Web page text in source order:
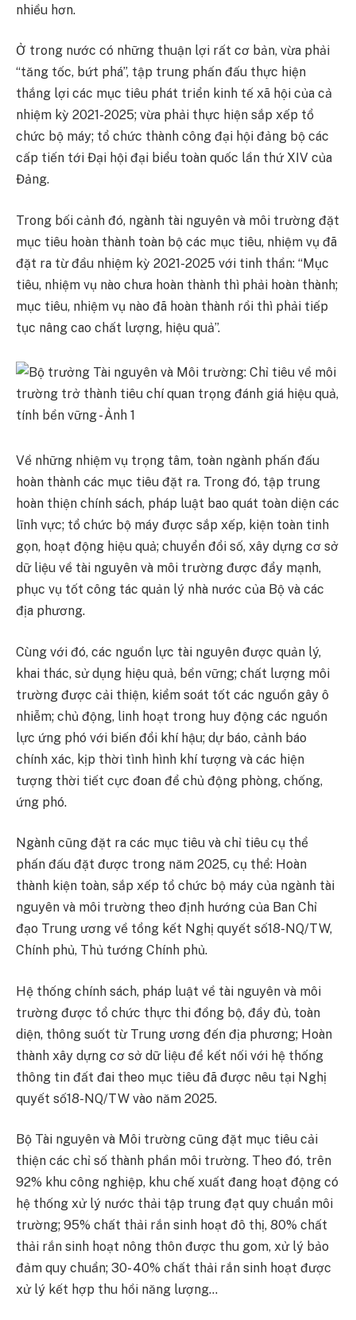
nhiều hơn.
Ở trong nước có những thuận lợi rất cơ bản, vừa phải
“tăng tốc, bứt phá”, tập trung phấn đấu thực hiện
thắng lợi các mục tiêu phát triển kinh tế xã hội của cả
nhiệm kỳ 2021-2025; vừa phải thực hiện sắp xếp tổ
chức bộ máy; tổ chức thành công đại hội đảng bộ các
cấp tiến tới Đại hội đại biểu toàn quốc lần thứ XIV của
Đảng.
Trong bối cảnh đó, ngành tài nguyên và môi trường đặt
mục tiêu hoàn thành toàn bộ các mục tiêu, nhiệm vụ đã
đặt ra từ đầu nhiệm kỳ 2021-2025 với tinh thần: “Mục
tiêu, nhiệm vụ nào chưa hoàn thành thì phải hoàn thành;
mục tiêu, nhiệm vụ nào đã hoàn thành rồi thì phải tiếp
tục nâng cao chất lượng, hiệu quả”.
Về những nhiệm vụ trọng tâm, toàn ngành phấn đấu
hoàn thành các mục tiêu đặt ra. Trong đó, tập trung
hoàn thiện chính sách, pháp luật bao quát toàn diện các
lĩnh vực; tổ chức bộ máy được sắp xếp, kiện toàn tinh
gọn, hoạt động hiệu quả; chuyển đổi số, xây dựng cơ sở
dữ liệu về tài nguyên và môi trường được đẩy mạnh,
phục vụ tốt công tác quản lý nhà nước của Bộ và các
địa phương.
Cùng với đó, các nguồn lực tài nguyên được quản lý,
khai thác, sử dụng hiệu quả, bền vững; chất lượng môi
trường được cải thiện, kiểm soát tốt các nguồn gây ô
nhiễm; chủ động, linh hoạt trong huy động các nguồn
lực ứng phó với biến đổi khí hậu; dự báo, cảnh báo
chính xác, kịp thời tình hình khí tượng và các hiện
tượng thời tiết cực đoan để chủ động phòng, chống,
ứng phó.
Ngành cũng đặt ra các mục tiêu và chỉ tiêu cụ thể
phấn đấu đặt được trong năm 2025, cụ thể: Hoàn
thành kiện toàn, sắp xếp tổ chức bộ máy của ngành tài
nguyên và môi trường theo định hướng của Ban Chỉ
đạo Trung ương về tổng kết Nghị quyết số18-NQ/TW,
Chính phủ, Thủ tướng Chính phủ.
Hệ thống chính sách, pháp luật về tài nguyên và môi
trường được tổ chức thực thi đồng bộ, đầy đủ, toàn
diện, thông suốt từ Trung ương đến địa phương; Hoàn
thành xây dựng cơ sở dữ liệu để kết nối với hệ thống
thông tin đất đai theo mục tiêu đã được nêu tại Nghị
quyết số18-NQ/TW vào năm 2025.
Bộ Tài nguyên và Môi trường cũng đặt mục tiêu cải
thiện các chỉ số thành phần môi trường. Theo đó, trên
92% khu công nghiệp, khu chế xuất đang hoạt động có
hệ thống xử lý nước thải tập trung đạt quy chuẩn môi
trường; 95% chất thải rắn sinh hoạt đô thị, 80% chất
thải rắn sinh hoạt nông thôn được thu gom, xử lý bảo
đảm quy chuẩn; 30- 40% chất thải rắn sinh hoạt được
xử lý kết hợp thu hồi năng lượng…